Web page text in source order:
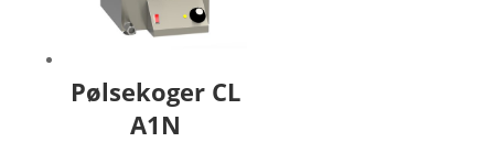
Pølsekoger CL
A1N